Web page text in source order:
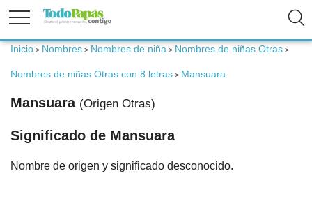
Fertilidad
Bebé
Niños
Inicio > Nombres > Nombres de niña > Nombres de niñas Otras >
Nombres de niñas Otras con 8 letras > Mansuara
Mansuara (Origen Otras)
Significado de Mansuara
Nombre de origen y significado desconocido.